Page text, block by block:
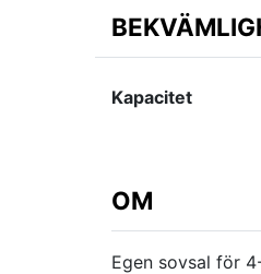
Kapacitet
OM
Egen sovsal för